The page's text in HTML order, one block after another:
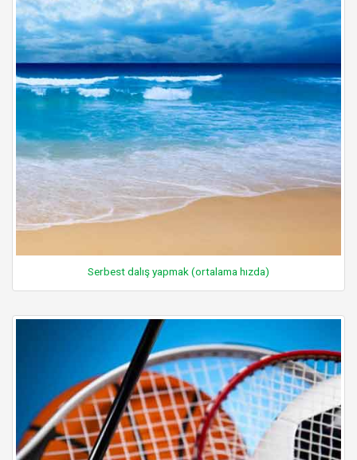
Serbest dalış yapmak (ortalama hızda)